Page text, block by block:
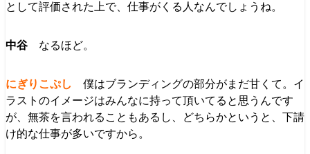
として評価された上で、仕事がくる人なんでしょうね。
なるほど。
僕はブランディングの部分がまだ甘くて。イ
ラストのイメージはみんなに持って頂いてると思うんです
が、無茶を言われることもあるし、どちらかというと、下請
け的な仕事が多いですから。